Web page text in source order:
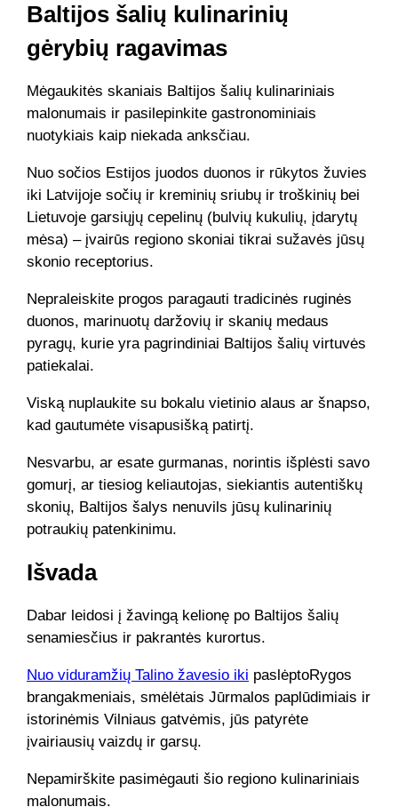
Baltijos šalių kulinarinių
gėrybių ragavimas
Mėgaukitės skaniais Baltijos šalių kulinariniais
malonumais ir pasilepinkite gastronominiais
nuotykiais kaip niekada anksčiau.
Nuo sočios Estijos juodos duonos ir rūkytos žuvies
iki Latvijoje sočių ir kreminių sriubų ir troškinių bei
Lietuvoje garsiųjų cepelinų (bulvių kukulių, įdarytų
mėsa) – įvairūs regiono skoniai tikrai sužavės jūsų
skonio receptorius.
Nepraleiskite progos paragauti tradicinės ruginės
duonos, marinuotų daržovių ir skanių medaus
pyragų, kurie yra pagrindiniai Baltijos šalių virtuvės
patiekalai.
Viską nuplaukite su bokalu vietinio alaus ar šnapso,
kad gautumėte visapusišką patirtį.
Nesvarbu, ar esate gurmanas, norintis išplėsti savo
gomurį, ar tiesiog keliautojas, siekiantis autentiškų
skonių, Baltijos šalys nenuvils jūsų kulinarinių
potraukių patenkinimu.
Išvada
Dabar leidosi į žavingą kelionę po Baltijos šalių
senamiesčius ir pakrantės kurortus.
Nuo viduramžių Talino žavesio iki paslėptoRygos
brangakmeniais, smėlėtais Jūrmalos paplūdimiais ir
istorinėmis Vilniaus gatvėmis, jūs patyrėte
įvairiausių vaizdų ir garsų.
Nepamirškite pasimėgauti šio regiono kulinariniais
malonumais.